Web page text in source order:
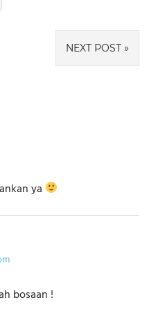
NEXT POST
ya
bosaan !